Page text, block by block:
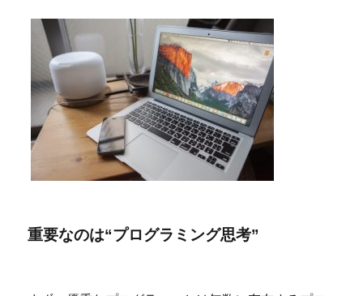
重要なのは“プログラミング思考”